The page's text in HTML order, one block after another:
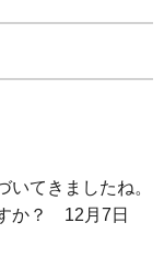
てきましたね。
か？ 12月7日